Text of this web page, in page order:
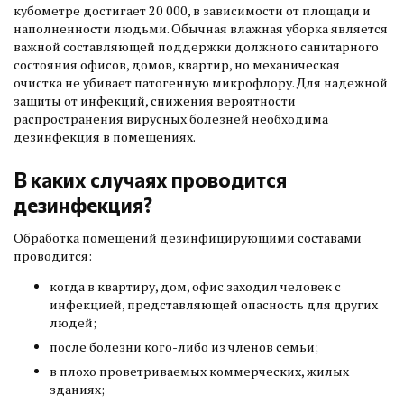
кубометре достигает 20 000, в зависимости от площади и
наполненности людьми. Обычная влажная уборка является
важной составляющей поддержки должного санитарного
состояния офисов, домов, квартир, но механическая
очистка не убивает патогенную микрофлору. Для надежной
защиты от инфекций, снижения вероятности
распространения вирусных болезней необходима
дезинфекция в помещениях.
В каких случаях проводится
дезинфекция?
Обработка помещений дезинфицирующими составами
проводится:
когда в квартиру, дом, офис заходил человек с
инфекцией, представляющей опасность для других
людей;
после болезни кого-либо из членов семьи;
в плохо проветриваемых коммерческих, жилых
зданиях;